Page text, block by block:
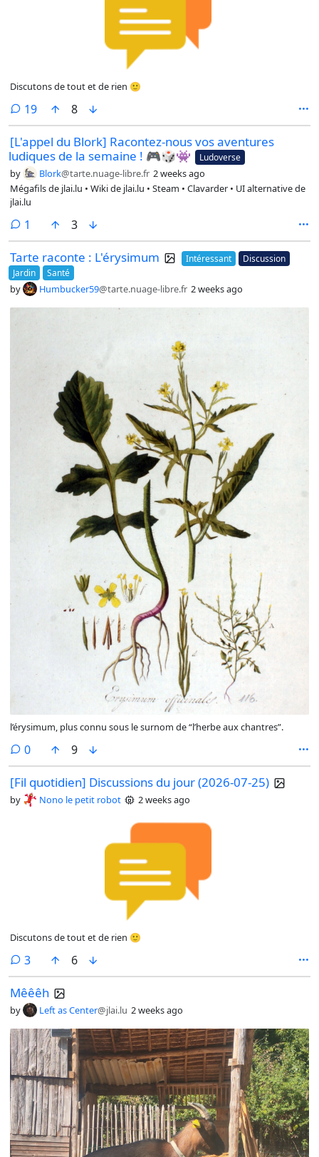
Discutons de tout et de rien 🙂
19comments
8
[L'appel du Blork] Racontez-nous vos aventures
ludiques de la semaine ! 🎮🎲👾
Ludoverse
by Blork@tarte.nuage-libre.fr 2 weeks ago
Mégafils de jlai.lu • Wiki de jlai.lu • Steam • Clavarder • UI alternative de
jlai.lu
1 comment
3
Tarte raconte : L'érysimum Intéressant
Discussion
Jardin
Santé
by Humbucker59@tarte.nuage-libre.fr 2 weeks ago
l’érysimum, plus connu sous le surnom de “l’herbe aux chantres”.
0comments
9
[Fil quotidien] Discussions du jour (2026-07-25)
by Nono le petit robot 2 weeks ago
Discutons de tout et de rien 🙂
3comments
6
Mêêêh
by Left as Center@jlai.lu 2 weeks ago